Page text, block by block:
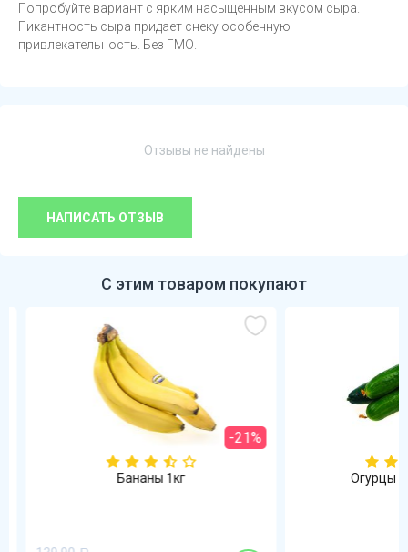
Попробуйте вариант с ярким насыщенным вкусом сыра.
Пикантность сыра придает снеку особенную
привлекательность. Без ГМО.
Отзывы не найдены
НАПИСАТЬ ОТЗЫВ
С этим товаром покупают
-21%
Бананы 1кг Огурцы